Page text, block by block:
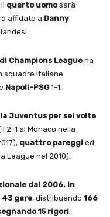
quarto uomosarà
affidato a Danny
Champions League ha
squadre italiane
Napoli-PSG1-1.
Juventus per sei volte
2-1 al Monaco nella
quattro pareggi ed
League nel 2010).
dal 2006. In
43 gare, distribuendo 166
15 rigori.